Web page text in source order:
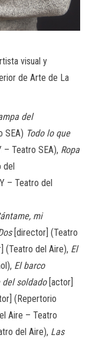
visual y
de Arte de La
del
SEA) Todo lo que
Teatro SEA), Ropa
del
– Teatro del
mi
[director] (Teatro
del Aire), El
El barco
del soldado[actor]
(Repertorio
Aire – Teatro
del Aire), Las